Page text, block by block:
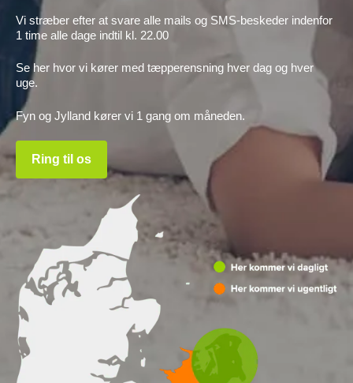
Vi stræber efter at svare alle mails og SMS-beskeder indenfor
1 time alle dage indtil kl. 22.00
Se her hvor vi kører med tæpperensning hver dag og hver
uge.
Fyn og Jylland kører vi 1 gang om måneden.
Ring til os